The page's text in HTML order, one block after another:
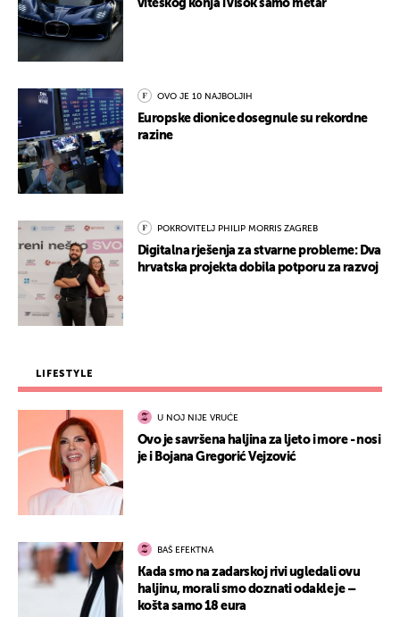
viteškog konja i visok samo metar
OVO JE 10 NAJBOLJIH
Europske dionice dosegnule su rekordne
razine
POKROVITELJ PHILIP MORRIS ZAGREB
Digitalna rješenja za stvarne probleme: Dva
hrvatska projekta dobila potporu za razvoj
LIFESTYLE
U NOJ NIJE VRUĆE
Ovo je savršena haljina za ljeto i more - nosi
je i Bojana Gregorić Vejzović
BAŠ EFEKTNA
Kada smo na zadarskoj rivi ugledali ovu
haljinu, morali smo doznati odakle je –
košta samo 18 eura